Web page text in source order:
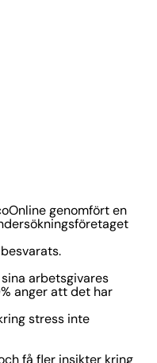
genomfört en
arbetsgivares
anger att det har
stress inte
få fler insikter kring